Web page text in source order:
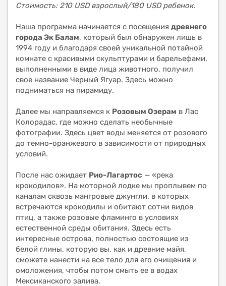
Стоимость: 210 USD взрослый/180 USD ребенок.
Наша программа начинается с посещения древнего
города Эк Балам, который был обнаружен лишь в
1994 году и благодаря своей уникальной потайной
комнате с красивыми скульптурами и барельефами,
выполненными в виде лица животного, получил
свое название Черный Ягуар. Здесь можно
подниматься на пирамиду.
Далее мы направляемся к Розовым Озерам в Лас
Колорадас, где можно сделать необычные
фотографии. Здесь цвет воды меняется от розового
до темно-оранжевого в зависимости от природных
условий.
После нас ожидает Рио-Лагартос — «река
крокодилов». На моторной лодке мы проплывем по
каналам сквозь мангровые джунгли, в которых
встречаются крокодилы и обитают сотни видов
птиц, а также розовые фламинго в условиях
естественной среды обитания. Здесь есть
интересные острова, полностью состоящие из
белой глины, которую вы, как и древние майя,
сможете нанести на все тело для его очищения и
омоложения, чтобы потом смыть ее в водах
Мексиканского залива.